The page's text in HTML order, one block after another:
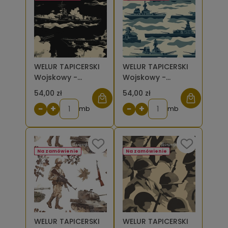
WELUR TAPICERSKI
Wojskowy -
sylwetki okrętów
na czarnym tle [6-
8]
54,00 zł
− + mb
WELUR TAPICERSKI
Wojskowy -
sylwetki statków
szarozielone na
jasnym tle [6-8]
54,00 zł
− + mb
WELUR TAPICERSKI
Na zamówienie
WELUR TAPICERSKI
Na zamówienie